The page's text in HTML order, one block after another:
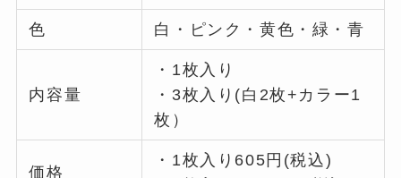
色 白・ピンク・黄色・緑・青
内容量
・1枚入り
・3枚入り(白2枚+カラー1
枚）
価格
・1枚入り605円(税込)